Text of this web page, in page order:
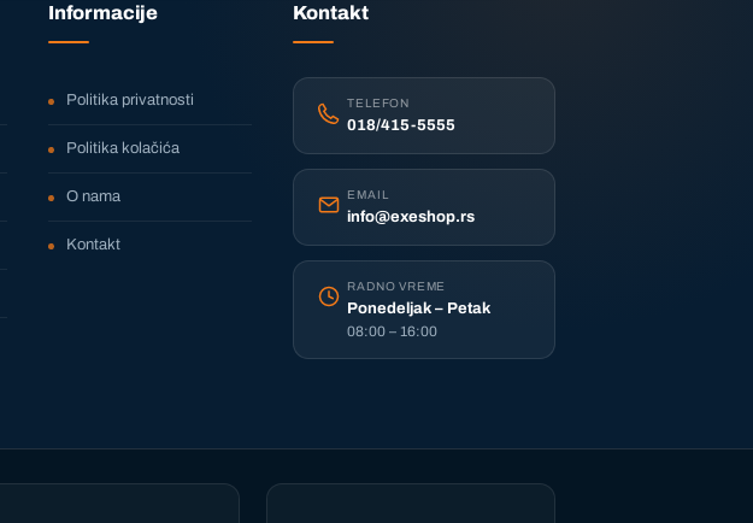
Informacije
Politika privatnosti
Politika kolačića
O nama
Kontakt
Kontakt
TELEFON
018/415-5555
EMAIL
info@exeshop.rs
RADNO VREME
Ponedeljak – Petak
08:00 – 16:00